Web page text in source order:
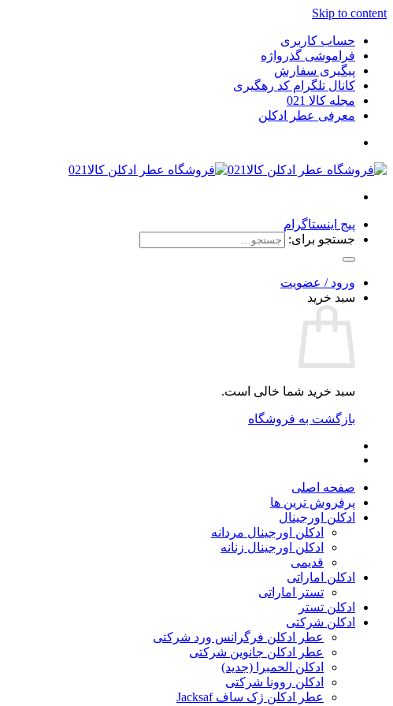
Skip to content
حساب کاربری
فراموشی گذرواژه
پیگیری سفارش
کانال تلگرام کد رهگیری
مجله کالا 021
معرفی عطر ادکلن
پیج اینستاگرام
جستجو برای:
ورود / عضویت
سبد خرید
سبد خرید شما خالی است.
بازگشت به فروشگاه
صفحه اصلی
پرفروش ترین ها
ادکلن اورجینال
ادکلن اورجینال مردانه
ادکلن اورجینال زنانه
قدیمی
ادکلن اماراتی
تستر اماراتی
ادکلن تستر
ادکلن شرکتی
عطر ادکلن فرگرانس ورد شرکتی
عطر ادکلن جانوین شرکتی
ادکلن الحمبرا (جدید)
ادکلن روونا شرکتی
عطر ادکلن ژک‌ ساف Jacksaf